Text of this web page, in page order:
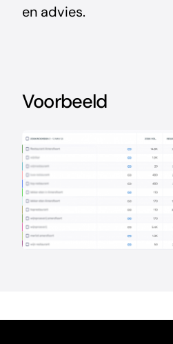
en advies.
Voorbeeld